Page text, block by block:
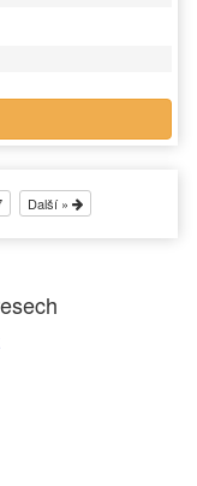
Další »